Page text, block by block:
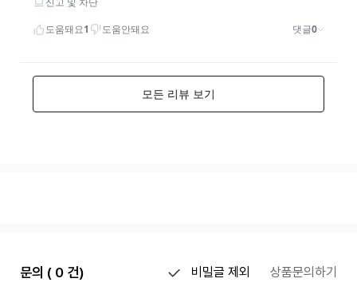
문의 ( 0 건) 비밀글 제외 상품문의하기